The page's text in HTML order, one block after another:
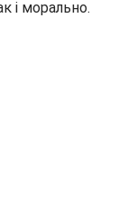
і морально.